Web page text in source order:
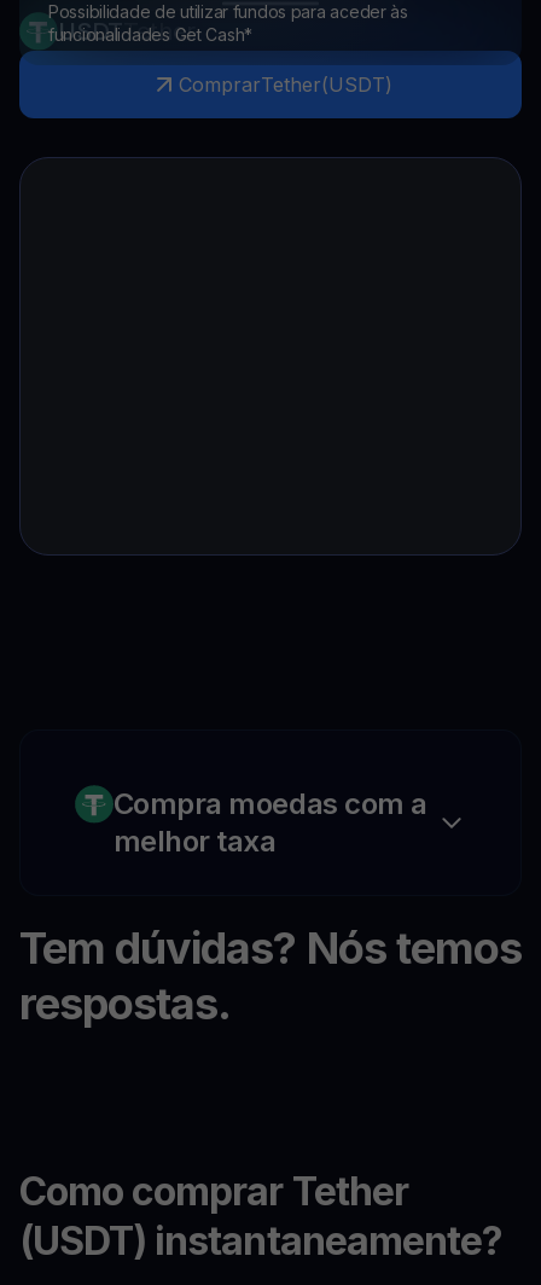
Possibilidade de utilizar fundos para aceder às
funcionalidades Get Cash*
USDTTether
ComprarTether(USDT)
Compra moedas com a
melhor taxa
Tem dúvidas? Nós temos
respostas.
Como comprar Tether
(USDT) instantaneamente?